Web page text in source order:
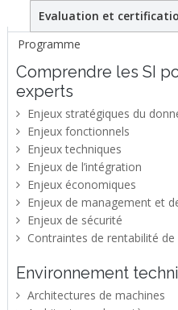
Evaluation et
Programme
Comprendre les SI
experts
Enjeux stratégiques du
Enjeux fonctionnels
Enjeux techniques
Enjeux de l’intégration
Enjeux économiques
Enjeux de management et
Enjeux de sécurité
Contraintes de rentabilité de
Environnement
Architectures de machines